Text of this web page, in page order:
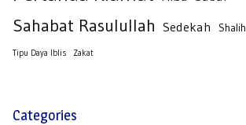
Sahabat Rasulullah Sedekah Shalih
Tipu Daya Iblis Zakat
Categories